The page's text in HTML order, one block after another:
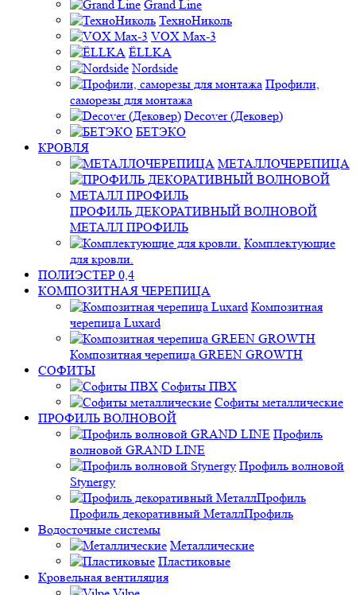
Grand Line
ТехноНиколь
VOX Max-3
ЁLLKA
Nordside
Профили,
саморезы для монтажа
Decover (Дековер)
БЕТЭКО
КРОВЛЯ
МЕТАЛЛОЧЕРЕПИЦА
ПРОФИЛЬ ДЕКОРАТИВНЫЙ ВОЛНОВОЙ
МЕТАЛЛ ПРОФИЛЬ
Комплектующие
для кровли.
ПОЛИЭСТЕР 0,4
КОМПОЗИТНАЯ ЧЕРЕПИЦА
Композитная
черепица Luxard
Композитная черепица GREEN GROWTH
СОФИТЫ
Софиты ПВХ
Софиты металлические
ПРОФИЛЬ ВОЛНОВОЙ
Профиль
волновой GRAND LINE
Профиль волновой
Stynergy
Профиль декоративный МеталлПрофиль
Водосточные системы
Металлические
Пластиковые
Кровельная вентиляция